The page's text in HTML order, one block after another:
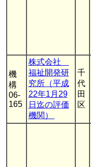
機
構
06-
165
株式会社
福祉開発研
究所（平成
22年1月29
日迄の評価
機関）
千
代
田
区